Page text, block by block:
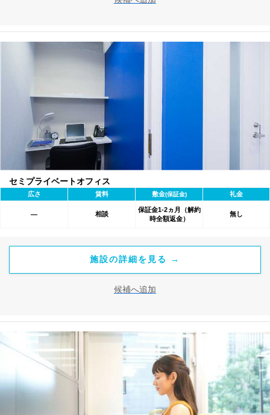
セミプライベートオフィス
広さ 賃料 敷金(保証金) 礼金
― 相談
保証金1-2ヵ月（解約
時全額返金）
無し
施設の詳細を見る →
候補へ追加